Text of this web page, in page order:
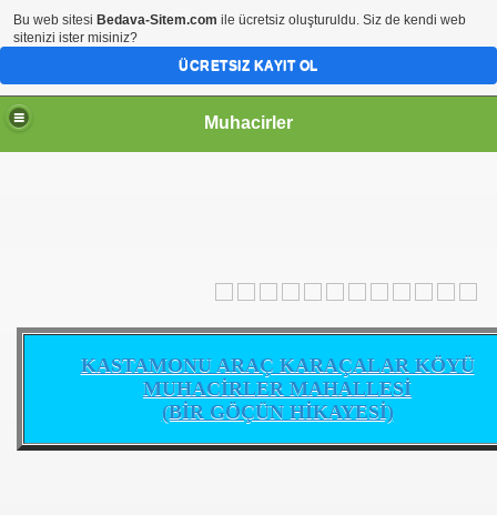
Muhacirler
KASTAMONU ARAÇ KARAÇALAR KÖYÜ
MUHACİRLER MAHALLESİ
(BİR GÖÇÜN HİKAYESİ)
Bu web sitesi Bedava-Sitem.com ile ücretsiz oluşturuldu. Siz de kendi web
sitenizi ister misiniz?
ÜCRETSIZ KAYIT OL